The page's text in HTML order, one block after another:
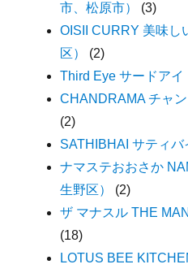
市、松原市）
(3)
OISII CURRY 美味し
区）
(2)
Third Eye サードアイ
CHANDRAMA チャ
(2)
SATHIBHAI サティバ
ナマステおおさか
生野区）
(2)
ザ マナスル THE
(18)
LOTUS BEE